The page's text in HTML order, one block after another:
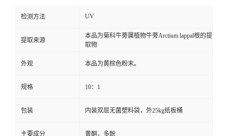
检测方法 UV
提取来源
本品为菊科牛蒡属植物牛蒡Arctium lappal根的提
取物
外观 本品为黄棕色粉末。
规格 10：1
包装 内装双层无菌塑料袋，外25kg纸板桶
主要成分 黄酮，多酚